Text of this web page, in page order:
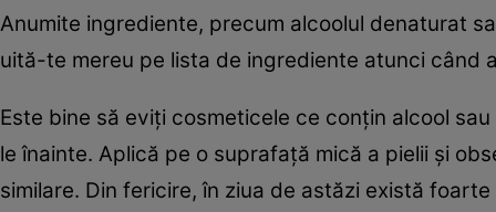
Anumite ingrediente, precum alcoolul denaturat
uită-te mereu pe lista de ingrediente atunci când
Este bine să eviţi cosmeticele ce conţin alcool
le înainte. Aplică pe o suprafaţă mică a pielii şi
similare. Din fericire, în ziua de astăzi există